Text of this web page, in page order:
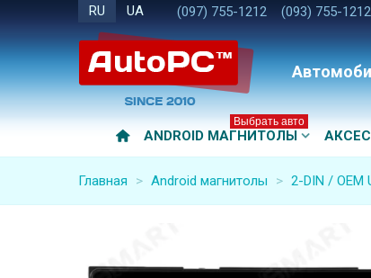
RU UA (097) 755-1212 (093) 755-1212
ANDROID МАГНИТОЛЫ
Выбрать авто
Главная > Android магнитолы > 2-DIN / OEM